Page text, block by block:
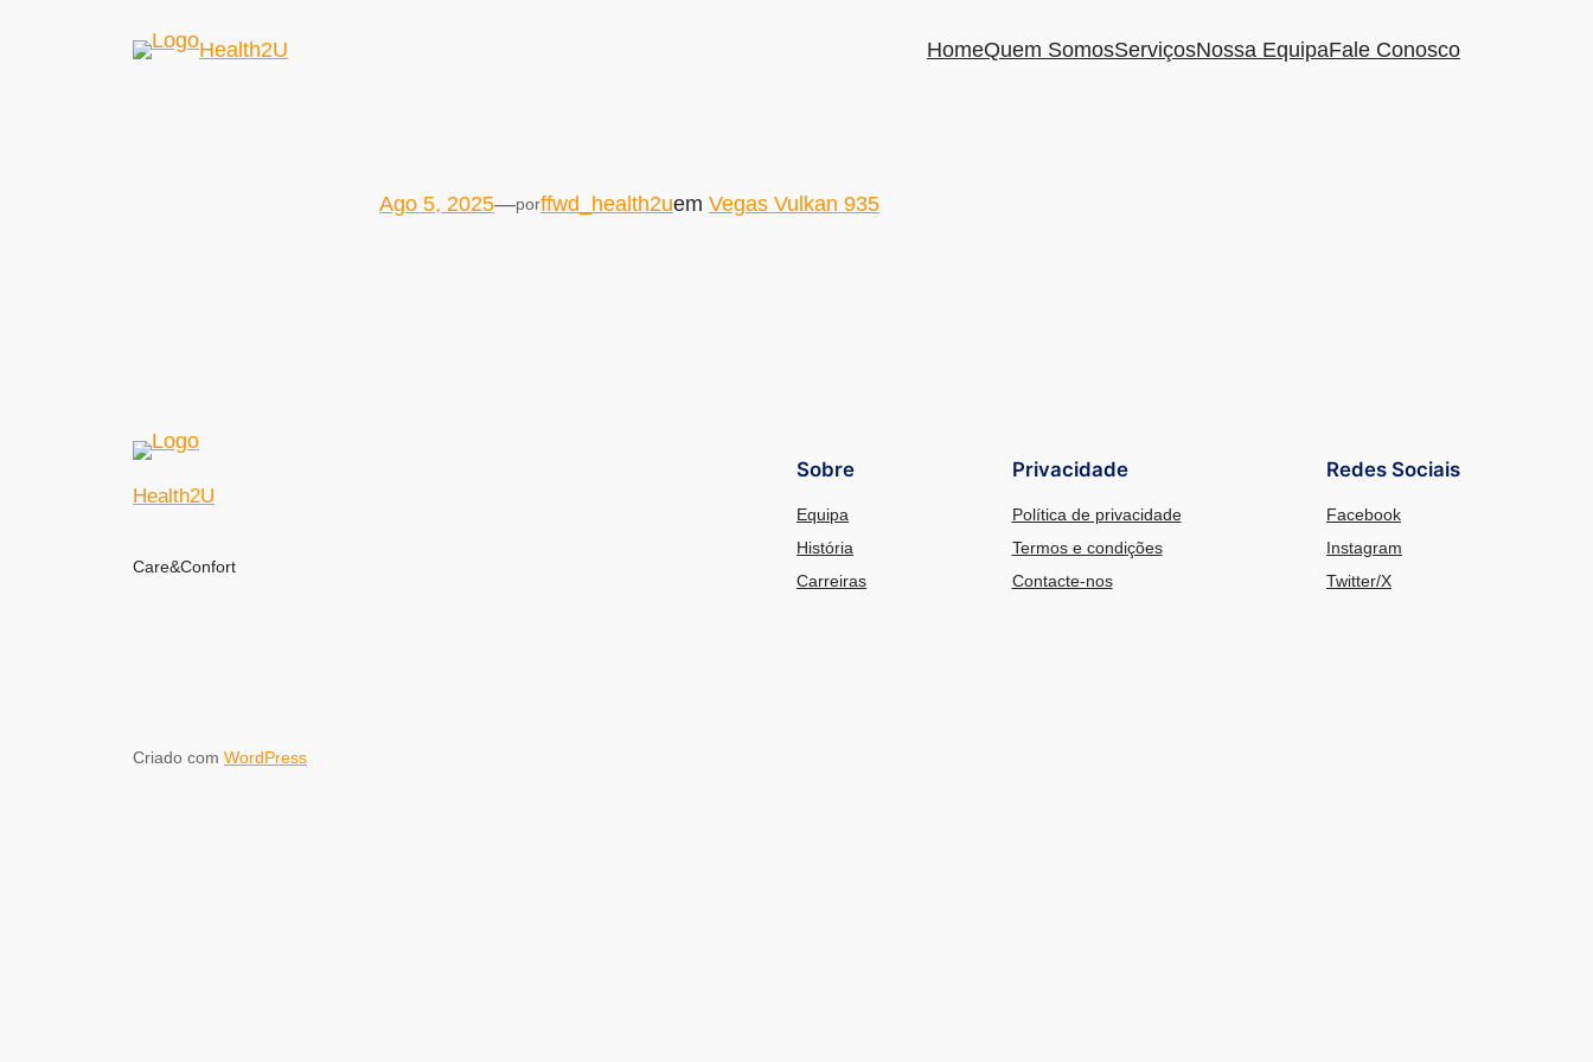
Health2U HomeQuem SomosServiçosNossa EquipaFale Conosco
Ago 5, 2025—porffwd_health2uem Vegas Vulkan 935
Health2U
Care&Confort
Sobre
Equipa
História
Carreiras
Privacidade
Política de privacidade
Termos e condições
Contacte-nos
Redes Sociais
Facebook
Instagram
Twitter/X
Criado com WordPress